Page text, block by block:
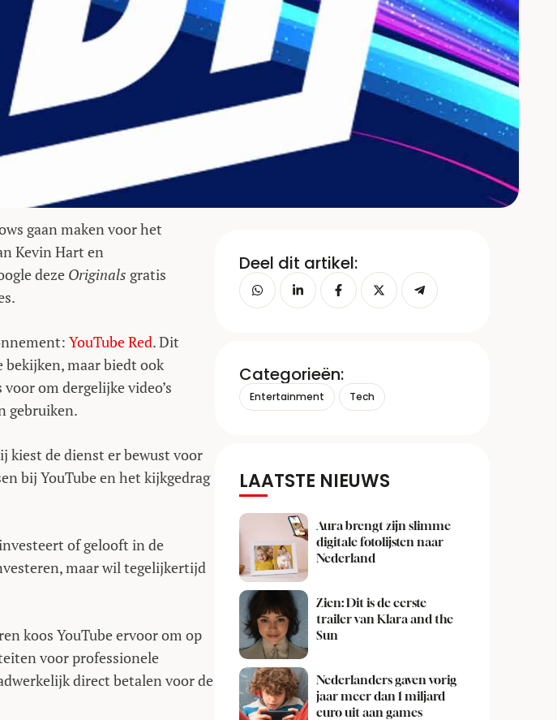
gaan maken voor het
Kevin Hart en
deze Originals gratis
YouTube Red. Dit
bekijken, maar biedt ook
om dergelijke video’s
gebruiken.
kiest de dienst er bewust voor
bij YouTube en het kijkgedrag
of gelooft in de
maar wil tegelijkertijd
koos YouTube ervoor om op
voor professionele
direct betalen voor de
Deel dit artikel:
Categorieën:
Entertainment Tech
LAATSTE NIEUWS
Aura brengt zijn slimme
digitale fotolijsten naar
Nederland
Zien: Dit is de eerste
trailer van Klara and the
Sun
Nederlanders gaven vorig
jaar meer dan 1 miljard
euro uit aan games